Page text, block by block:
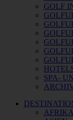
GOLF
SPA-
AFRIKA